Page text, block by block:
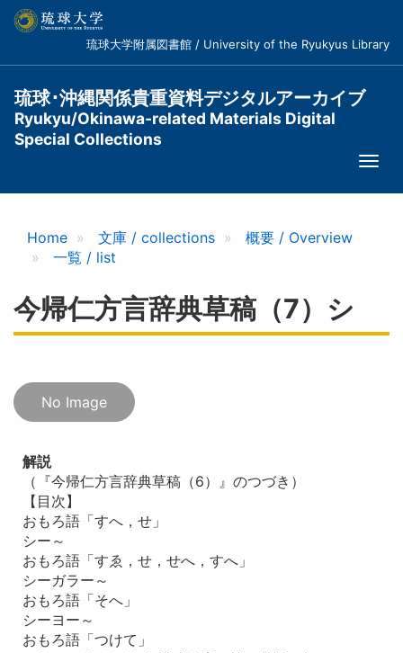
コ
琉球大学附属図書館 / University of the Ryukyus Library
琉球･沖縄関係貴重資料デジタルアーカイブ
Ryukyu/Okinawa-related Materials Digital
Special Collections
Home 文庫 / collections
概要 / Overview
一覧 / list
今帰仁方言辞典草稿（7）シ
No Image
解説
（『今帰仁方言辞典草稿（6）』のつづき）
【目次】
おもろ語「すへ，せ」
シー～
おもろ語「すゑ，せ，せへ，すへ」
シーガラー～
おもろ語「そへ」
シーヨー～
おもろ語「つけて」